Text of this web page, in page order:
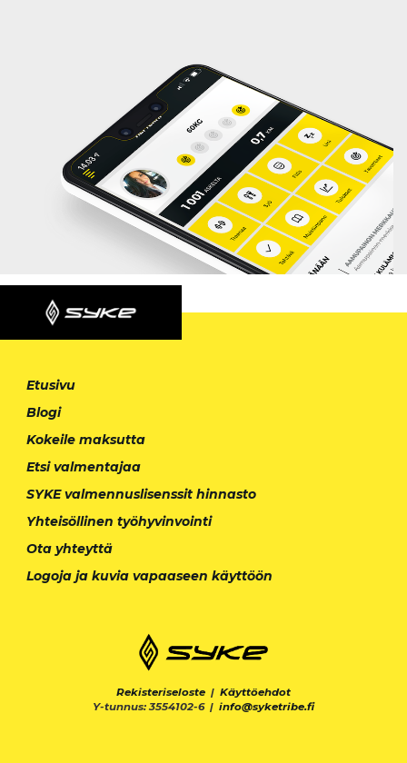
Etusivu
Blogi
Kokeile maksutta
Etsi valmentajaa
SYKE valmennuslisenssit hinnasto
Yhteisöllinen työhyvinvointi
Ota yhteyttä
Logoja ja kuvia vapaaseen käyttöön
Rekisteriseloste | Käyttöehdot
Y-tunnus: 3554102-6 | info@syketribe.fi